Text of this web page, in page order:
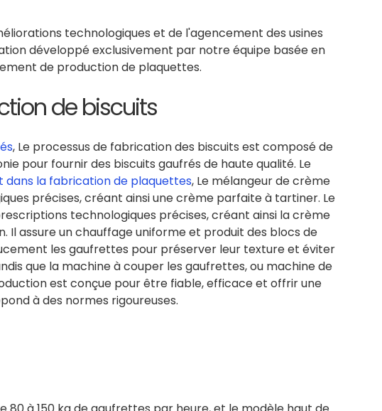
technologiques et de l'agencement des usines
développé exclusivement par notre équipe basée en
de production de plaquettes.
de biscuits
, Le processus de fabrication des biscuits est composé de
pour fournir des biscuits gaufrés de haute qualité. Le
la fabrication de plaquettes, Le mélangeur de crème
précises, créant ainsi une crème parfaite à tartiner. Le
technologiques précises, créant ainsi la crème
assure un chauffage uniforme et produit des blocs de
les gaufrettes pour préserver leur texture et éviter
que la machine à couper les gaufrettes, ou machine de
est conçue pour être fiable, efficace et offrir une
à des normes rigoureuses.